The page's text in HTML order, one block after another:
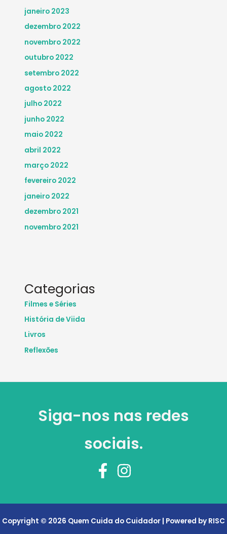
janeiro 2023
dezembro 2022
novembro 2022
outubro 2022
setembro 2022
agosto 2022
julho 2022
junho 2022
maio 2022
abril 2022
março 2022
fevereiro 2022
janeiro 2022
dezembro 2021
novembro 2021
Categorias
Filmes e Séries
História de Viida
Livros
Reflexões
Siga-nos nas redes
sociais.
Copyright © 2026 Quem Cuida do Cuidador | Powered by RISC